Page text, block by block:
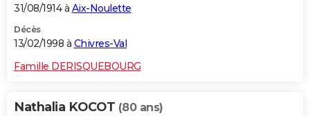
31/08/1914 à Aix-Noulette
Décès
13/02/1998 à Chivres-Val
Famille DERISQUEBOURG
Nathalia KOCOT (80 ans)